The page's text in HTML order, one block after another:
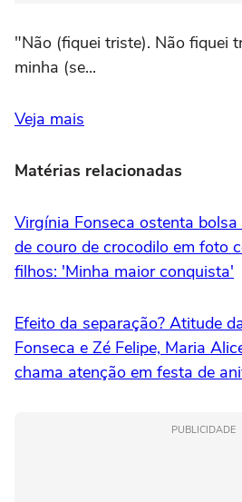
"Não (fiquei triste). Não fiquei
minha (se...
Veja mais
Matérias relacionadas
Virgínia Fonseca ostenta
de couro de crocodilo em foto
filhos: 'Minha maior conquista'
Efeito da separação? Atitude
Fonseca e Zé Felipe, Maria
chama atenção em festa de
PUBLICIDADE